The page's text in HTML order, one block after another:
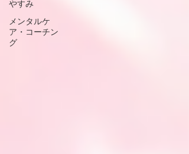
やすみ
メンタルケ
ア・コーチン
グ